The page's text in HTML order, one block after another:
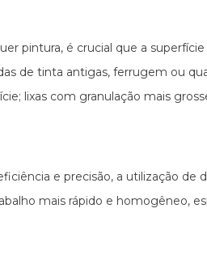
pintura, é crucial que a
de tinta antigas, ferrugem ou
lixas com granulação mais
e precisão, a utilização de
mais rápido e homogêneo,